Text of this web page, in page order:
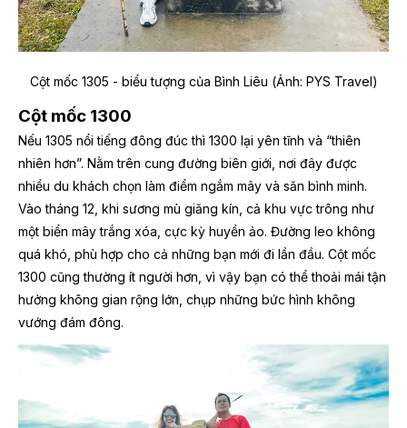
Cột mốc 1305 - biểu tượng của Bình Liêu (Ảnh: PYS Travel)
Cột mốc 1300
Nếu 1305 nổi tiếng đông đúc thì 1300 lại yên tĩnh và “thiên
nhiên hơn”. Nằm trên cung đường biên giới, nơi đây được
nhiều du khách chọn làm điểm ngắm mây và săn bình minh.
Vào tháng 12, khi sương mù giăng kín, cả khu vực trông như
một biển mây trắng xóa, cực kỳ huyền ảo. Đường leo không
quá khó, phù hợp cho cả những bạn mới đi lần đầu. Cột mốc
1300 cũng thường ít người hơn, vì vậy bạn có thể thoải mái tận
hưởng không gian rộng lớn, chụp những bức hình không
vướng đám đông.